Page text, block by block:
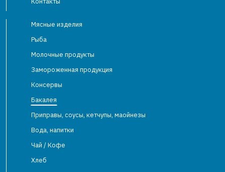
Мясные изделия
Рыба
Молочные продукты
Замороженная продукция
Консервы
Бакалея
Приправы, соусы, кетчупы, маойнезы
Вода, напитки
Чай / Кофе
Хлеб